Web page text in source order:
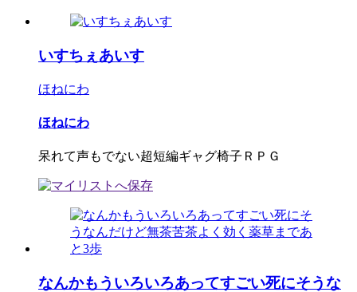
いすちぇあいす
ほねにわ
ほねにわ
呆れて声もでない超短編ギャグ椅子ＲＰＧ
なんかもういろいろあってすごい死にそうな